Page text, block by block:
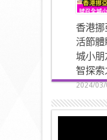
香港挪
活節
城小
智探索
2024/03/